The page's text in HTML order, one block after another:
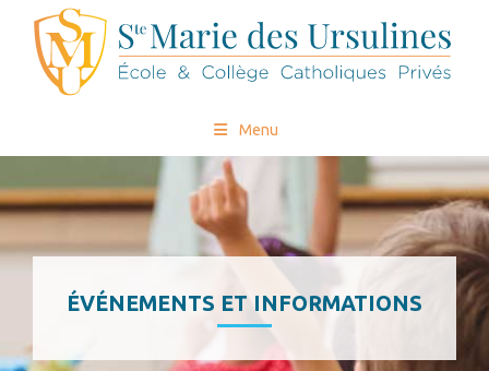
Menu
ÉVÉNEMENTS ET INFORMATIONS